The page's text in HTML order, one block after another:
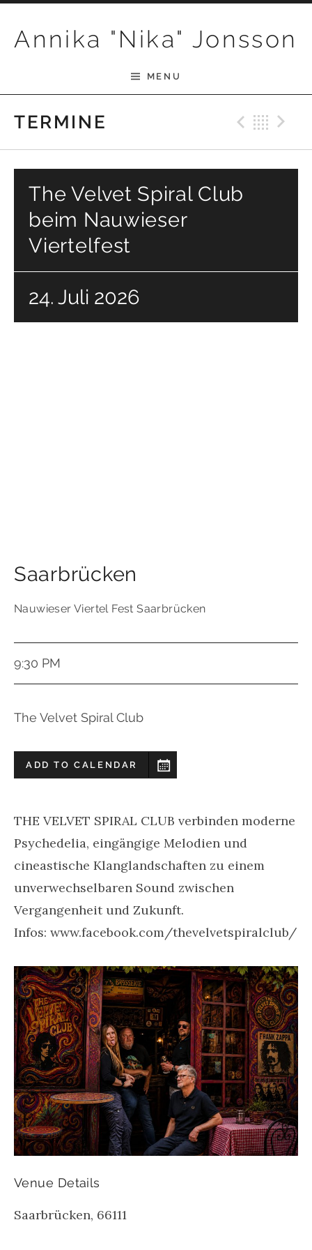
Annika "Nika" Jonsson
MENU
TERMINE
The Velvet Spiral Club
beim Nauwieser
Viertelfest
24. Juli 2026
Saarbrücken
Nauwieser Viertel Fest Saarbrücken
9:30 PM
The Velvet Spiral Club
ADD TO CALENDAR
THE VELVET SPIRAL CLUB verbinden moderne
Psychedelia, eingängige Melodien und
cineastische Klanglandschaften zu einem
unverwechselbaren Sound zwischen
Vergangenheit und Zukunft.
Infos: www.facebook.com/thevelvetspiralclub/
Venue Details
Saarbrücken, 66111